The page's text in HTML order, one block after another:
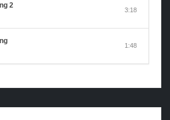
2
3:18
1:48